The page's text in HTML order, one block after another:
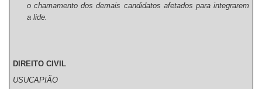
o chamamento dos demais candidatos afetados para integrarem
a lide.
DIREITO CIVIL
USUCAPIÃO